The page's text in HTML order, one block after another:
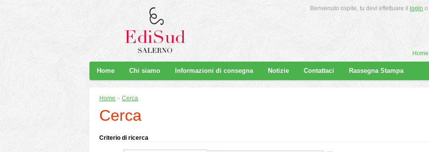
Benvenuto ospite, tu devi effettuare il login o
Home
Home Chi siamo Informazioni di consegna Notizie Contattaci Rassegna Stampa
Home » Cerca
Cerca
Criterio di ricerca